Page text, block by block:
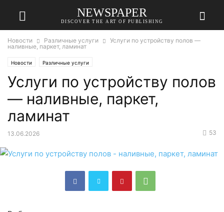
NEWSPAPER
DISCOVER THE ART OF PUBLISHING
Новости Различные услуги
Услуги по устройству полов —
наливные, паркет, ламинат
Новости Различные услуги
Услуги по устройству полов
— наливные, паркет,
ламинат
13.06.2026 53